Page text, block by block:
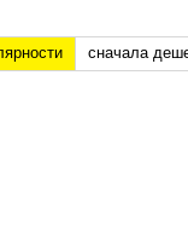
сначала